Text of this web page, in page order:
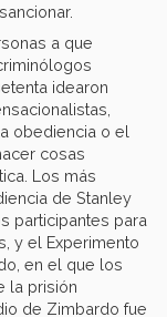
a que
idearon
obediencia o el
cosas
Los más
de Stanley
participantes para
y el Experimento
en el que los
la prisión
de Zimbardo fue